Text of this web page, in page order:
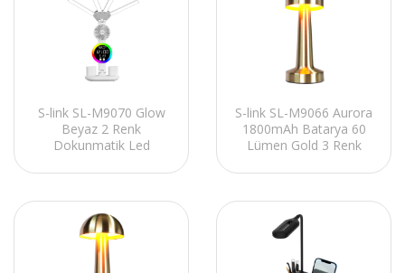
S-link SL-M9070 Glow
Beyaz 2 Renk
Dokunmatik Led
Alarm, Derece
Lambası
S-link SL-M9066 Aurora
1800mAh Batarya 60
Lümen Gold 3 Renk
Dekoratif Masa